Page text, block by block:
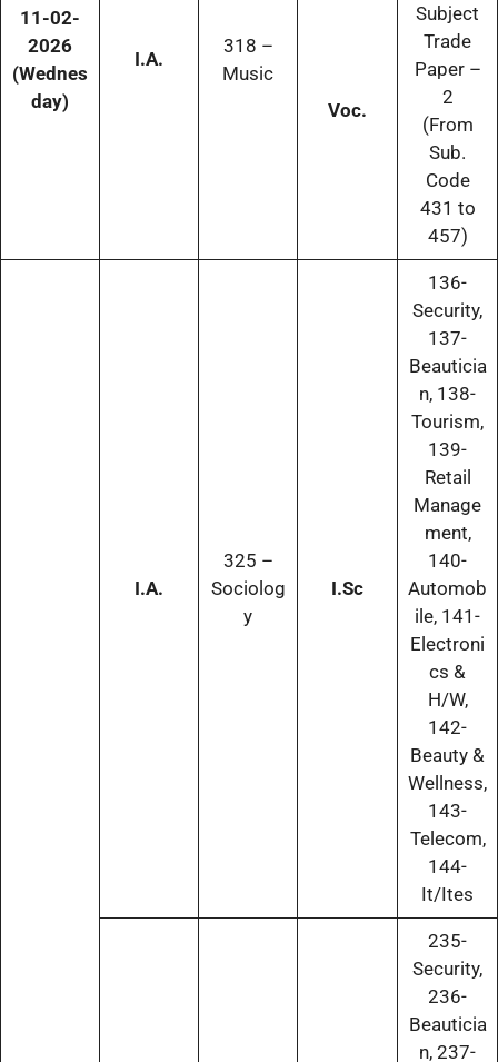
11-02-
2026
(Wednes
day)
I.A.
318 –
Music
Voc.
Subject
Trade
Paper –
2
(From
Sub.
Code
431 to
457)
I.A.
325 –
Sociolog
y
I.Sc
136-
Security,
137-
Beauticia
n, 138-
Tourism,
139-
Retail
Manage
ment,
140-
Automob
ile, 141-
Electroni
cs &
H/W,
142-
Beauty &
Wellness,
143-
Telecom,
144-
It/Ites
235-
Security,
236-
Beauticia
n, 237-